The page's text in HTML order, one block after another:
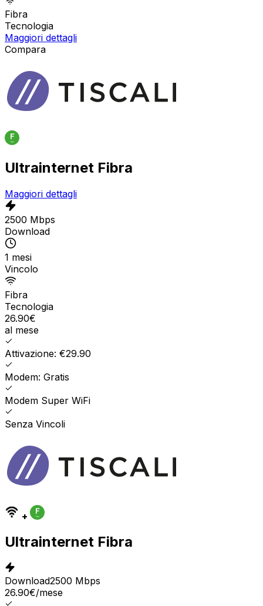
Fibra
Tecnologia
Maggiori dettagli
Compara
Ultrainternet Fibra
Maggiori dettagli
2500 Mbps
Download
1 mesi
Vincolo
Fibra
Tecnologia
26.90€
al mese
Attivazione: €29.90
Modem: Gratis
Modem Super WiFi
Senza Vincoli
+
Ultrainternet Fibra
Download2500 Mbps
26.90€/mese